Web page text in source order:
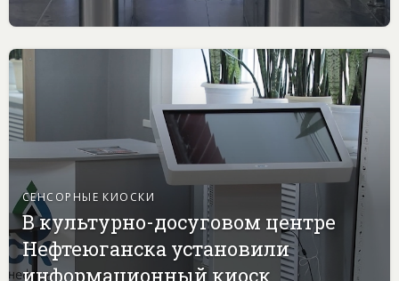
СЕНСОРНЫЕ КИОСКИ
В культурно-досуговом центре
Нефтеюганска установили
информационный киоск